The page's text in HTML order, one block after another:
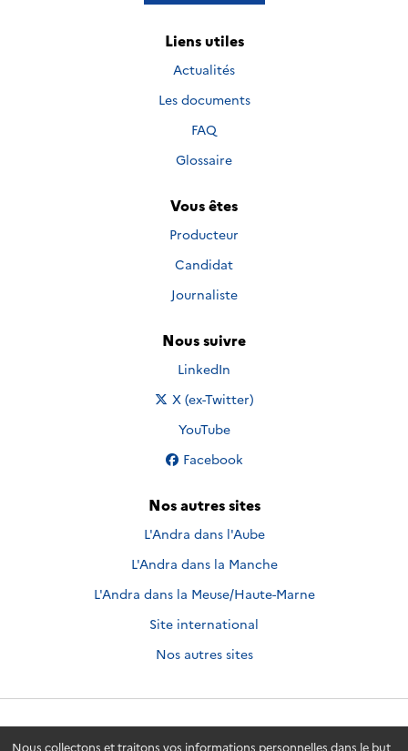
Nous collectons et traitons vos informations personnelles dans le but
Liens utiles
Actualités
Les documents
FAQ
Glossaire
Vous êtes
Producteur
Candidat
Journaliste
Nous suivre
Nous suivre sur
LinkedIn
Nous suivre sur
X (ex-Twitter)
Nous suivre sur
YouTube
Nous suivre sur
Facebook
Nos autres sites
L'Andra dans l'Aube
L'Andra dans la Manche
L'Andra dans la Meuse/Haute-Marne
Site international
Nos autres sites
Andra.fr © 2026 - Andra. Tous droits réservés.